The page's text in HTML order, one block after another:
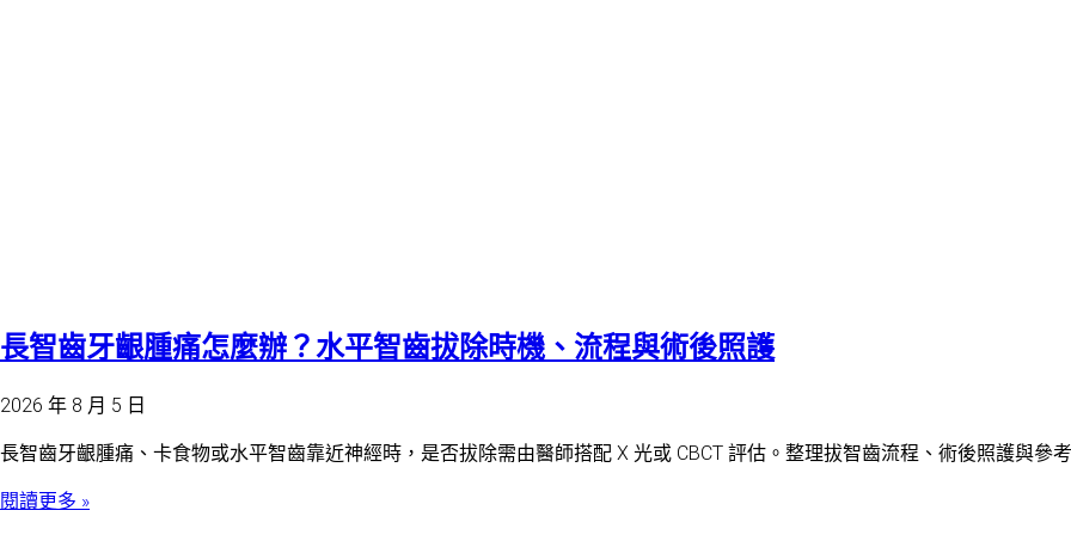
長智齒牙齦腫痛怎麼辦？水平智齒拔除時機、流程與術後照護
2026 年 8 月 5 日
長智齒牙齦腫痛、卡食物或水平智齒靠近神經時，是否拔除需由醫師搭配 X 光或 CBCT 評估。整理拔智齒流程、術後照護與參
閱讀更多 »